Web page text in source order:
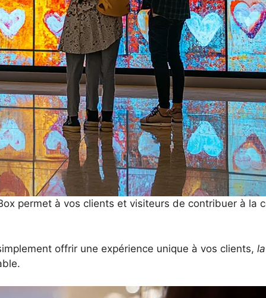
permet à vos clients et visiteurs de contribuer à la
offrir une expérience unique à vos clients,